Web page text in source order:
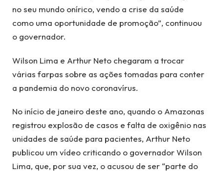
no seu mundo onírico, vendo a crise da saúde
como uma oportunidade de promoção”, continuou
o governador.
Wilson Lima e Arthur Neto chegaram a trocar
várias farpas sobre as ações tomadas para conter
a pandemia do novo coronavírus.
No início de janeiro deste ano, quando o Amazonas
registrou explosão de casos e falta de oxigênio nas
unidades de saúde para pacientes, Arthur Neto
publicou um vídeo criticando o governador Wilson
Lima, que, por sua vez, o acusou de ser “parte do